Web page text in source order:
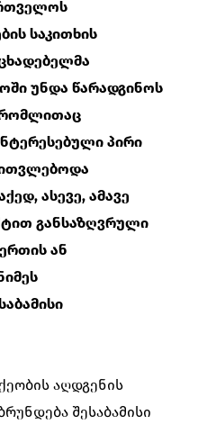
საკითხის
უნდა წარადგინოს
რომლითაც
პირი
ითვლებოდა
ასევე, ამავე
განსაზღვრული
ან
აღდგენის
შესაბამისი